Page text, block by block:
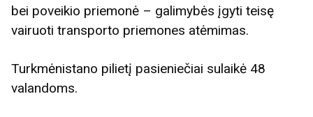
bei poveikio priemonė – galimybės įgyti teisę
vairuoti transporto priemones atėmimas.
Turkmėnistano pilietį pasieniečiai sulaikė 48
valandoms.